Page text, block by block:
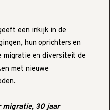
een inkijk in de
hun oprichters en
migratie en diversiteit de
met nieuwe
migratie, 30 jaar